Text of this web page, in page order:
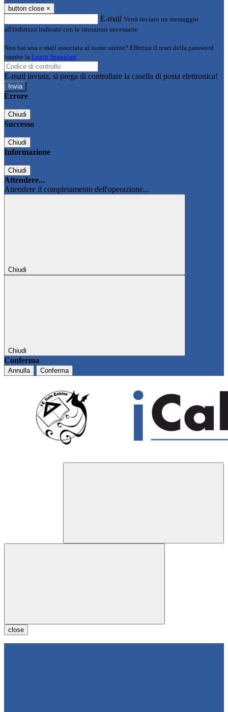
button close ×
E-mail Verrà inviato un messaggio
all'indirizzo indicato con le istruzioni necessarie.
Non hai una e-mail associata al nome utente? Effettua il reset della password
tramite la Login Spaggiari
E-mail inviata, si prega di controllare la casella di posta elettronica!
Errore
Chiudi
Successo
Chiudi
Informazione
Chiudi
Attendere...
Attendere il completamento dell'operazione...
Chiudi
Chiudi
Conferma
Annulla Conferma
close